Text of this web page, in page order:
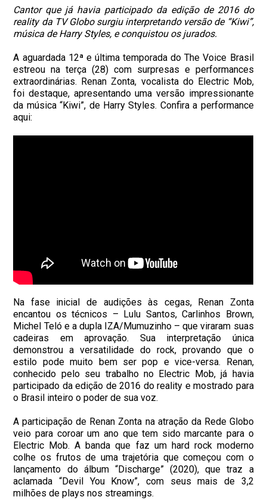
Cantor que já havia participado da edição de 2016 do
reality da TV Globo surgiu interpretando versão de “Kiwi”,
música de Harry Styles, e conquistou os jurados.
A aguardada 12ª e última temporada do The Voice Brasil
estreou na terça (28) com surpresas e performances
extraordinárias. Renan Zonta, vocalista do Electric Mob,
foi destaque, apresentando uma versão impressionante
da música “Kiwi”, de Harry Styles. Confira a performance
aqui:
Na fase inicial de audições às cegas, Renan Zonta
encantou os técnicos – Lulu Santos, Carlinhos Brown,
Michel Teló e a dupla IZA/Mumuzinho – que viraram suas
cadeiras em aprovação. Sua interpretação única
demonstrou a versatilidade do rock, provando que o
estilo pode muito bem ser pop e vice-versa. Renan,
conhecido pelo seu trabalho no Electric Mob, já havia
participado da edição de 2016 do reality e mostrado para
o Brasil inteiro o poder de sua voz.
A participação de Renan Zonta na atração da Rede Globo
veio para coroar um ano que tem sido marcante para o
Electric Mob. A banda que faz um hard rock moderno
colhe os frutos de uma trajetória que começou com o
lançamento do álbum “Discharge” (2020), que traz a
aclamada “Devil You Know”, com seus mais de 3,2
milhões de plays nos streamings.